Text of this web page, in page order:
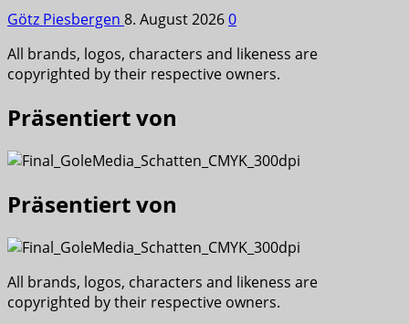
Götz Piesbergen 8. August 20260
All brands, logos, characters and likeness are
copyrighted by their respective owners.
Präsentiert von
Präsentiert von
All brands, logos, characters and likeness are
copyrighted by their respective owners.